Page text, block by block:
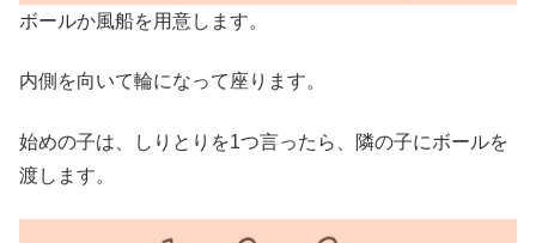
ボールか風船を用意します。
内側を向いて輪になって座ります。
始めの子は、しりとりを1つ言ったら、隣の子にボールを
渡します。